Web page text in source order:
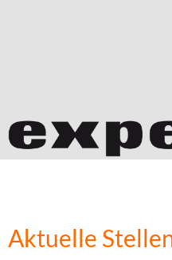
Aktuelle